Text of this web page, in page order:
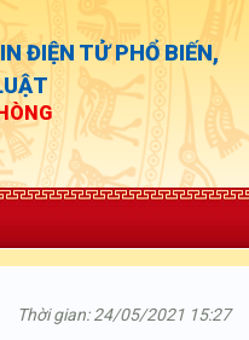
ĐIỆN TỬ PHỔ BIẾN,
Thời gian: 24/05/2021 15:27